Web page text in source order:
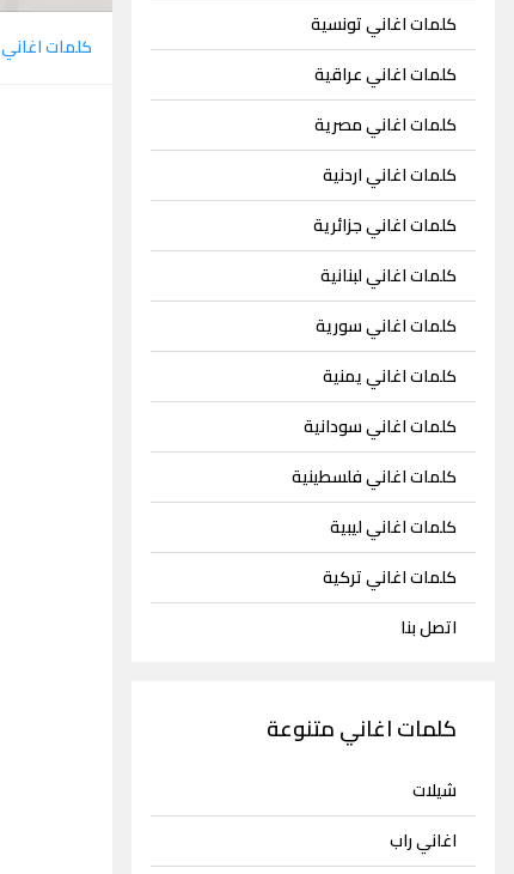
كلمات اغاني تونسية
كلمات اغاني عراقية
كلمات اغاني مصرية
كلمات اغاني اردنية
كلمات اغاني جزائرية
كلمات اغاني لبنانية
كلمات اغاني سورية
كلمات اغاني يمنية
كلمات اغاني سودانية
كلمات اغاني فلسطينية
كلمات اغاني ليبية
كلمات اغاني تركية
اتصل بنا
كلمات اغاني متنوعة
شيلات
اغاني راب
كلمات اغاني